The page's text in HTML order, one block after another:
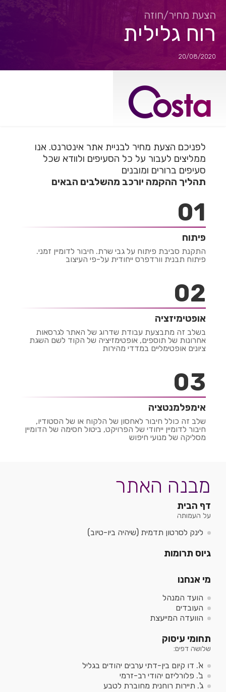
הצעת מחיר/חוזה
רוח גלילית
20/08/2020
לפניכם הצעת מחיר לבניית אתר אינטרנט. אנו
ממליצים לעבור על כל הסעיפים ולוודא שכל
סעיפים ברורים ומובנים
תהליך ההקמה יורכב מהשלבים הבאים
1
פיתוח
התקנת סביבת פיתוח על גבי שרת. חיבור לדומיין זמני.
פיתוח תבנית וורדפרס ייחודית על-פי העיצוב
2
אופטימיזציה
בשלב זה מתבצעת עבודת שדרוג של האתר לגרסאות
אחרונות של תוספים, אופטימזיציה של הקוד לשם השגת
ציונים אופטימליים במדדי מהירות
3
אימפלמנטציה
שלב זה כולל חיבור לאחסון של הלקוח או של הסטודיו,
חיבור לדומיין ייחודי של הפרויקט, ביטול חסימה של הדומיין
מסליקה של מנועי חיפוש
מבנה האתר
דף הבית
על העמותה
לינק לסרטון תדמית (שיהיה ביו-טיוב)
גיוס תרומות
מי אנחנו
הועד המנהל
העובדים
הוועדה המייעצת
תחומי עיסוק
שלושה דפים:
א'. דו קיום בין-דתי ערבים יהודים בגליל
ב'. פלורליזם יהודי רב-זרמי
ג'. תיירות רוחנית מחוברת לטבע